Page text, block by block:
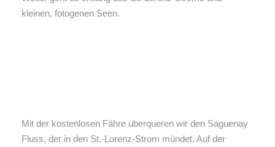
kleinen, fotogenen Seen.
Mit der kostenlosen Fähre überqueren wir den Saguenay
Fluss, der in den St.-Lorenz-Strom mündet. Auf der